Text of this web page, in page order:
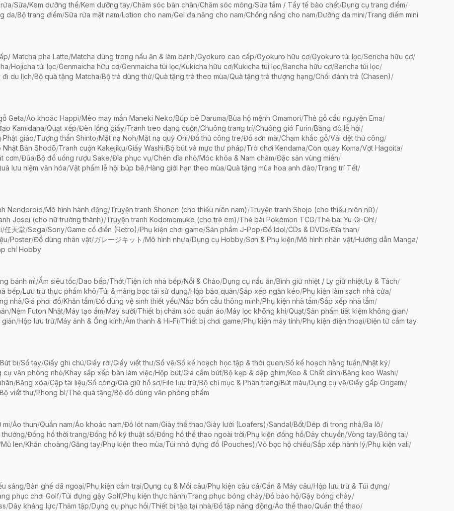
/Sữa/Kem dưỡng thể/Kem dưỡng tay/Chăm sóc bàn chân/Chăm sóc móng/Sữa tắm / Tẩy tế bào chết/Dụng cụ trang điểm/
da/Bộ trang điểm/Sữa rửa mặt nam/Lotion cho nam/Gel đa năng cho nam/Chống nắng cho nam/Dưỡng da mini/Trang điểm mini
Matcha pha Latte/Matcha dùng trong nấu ăn & làm bánh/Gyokuro cao cấp/Gyokuro hữu cơ/Gyokuro túi lọc/Sencha hữu cơ/
/Hojicha túi lọc/Genmaicha hữu cơ/Genmaicha túi lọc/Kukicha hữu cơ/Kukicha túi lọc/Bancha hữu cơ/Bancha túi lọc/
đi du lịch/Bộ quà tặng Matcha/Bộ trà dùng thử/Quà tặng trà theo mùa/Quà tặng trà thượng hạng/Chổi đánh trà (Chasen)/
Geta/Áo khoác Happi/Mèo may mắn Maneki Neko/Búp bê Daruma/Bùa hộ mệnh Omamori/Thẻ gỗ cầu nguyện Ema/
Kamidana/Quạt xếp/Đèn lồng giấy/Tranh treo dạng cuộn/Chuông trang trí/Chuông gió Furin/Băng đô lễ hội/
Phật giáo/Tượng thần Shinto/Mặt nạ Noh/Mặt nạ quỷ Oni/Đồ thủ công tre/Đồ sơn mài/Chạm khắc gỗ/Vải dệt thủ công/
Nhật Bản Shodō/Tranh cuộn Kakejiku/Giấy Washi/Bộ bút và mực thư pháp/Trò chơi Kendama/Con quay Koma/Vợt Hagoita/
cơm/Đũa/Bộ đồ uống rượu Sake/Đĩa phục vụ/Chén dĩa nhỏ/Móc khóa & Nam châm/Đặc sản vùng miền/
lưu niệm văn hóa/Vật phẩm lễ hội búp bê/Hàng giới hạn theo mùa/Quà tặng mùa hoa anh đào/Trang trí Tết/
Nendoroid/Mô hình hành động/Truyện tranh Shonen (cho thiếu niên nam)/Truyện tranh Shojo (cho thiếu niên nữ)/
Josei (cho nữ trưởng thành)/Truyện tranh Kodomomuke (cho trẻ em)/Thẻ bài Pokémon TCG/Thẻ bài Yu-Gi-Oh!/
/任天堂/Sega/Sony/Game cổ điển (Retro)/Phụ kiện chơi game/Sản phẩm J-Pop/Đồ Idol/CDs & DVDs/Đĩa than/
/Poster/Đồ dùng nhân vật/ガレージキット /Mô hình nhựa/Dụng cụ Hobby/Sơn & Phụ kiện/Mô hình nhân vật/Hướng dẫn Manga/
chí Hobby
bánh mì/Ấm siêu tốc/Dao bếp/Thớt/Tiện ích nhà bếp/Nồi & Chảo/Dụng cụ nấu ăn/Bình giữ nhiệt / Ly giữ nhiệt/Ly & Tách/
bếp/Lưu trữ thực phẩm khô/Túi & màng bọc tái sử dụng/Hộp bảo quản/Sắp xếp ngăn kéo/Phụ kiện làm sạch nhà cửa/
nhà/Giá phơi đồ/Khăn tắm/Đồ dùng vệ sinh thiết yếu/Nắp bồn cầu thông minh/Phụ kiện nhà tắm/Sắp xếp nhà tắm/
/Nệm Futon Nhật/Máy tạo ẩm/Máy sưởi/Thiết bị chăm sóc quần áo/Máy lọc không khí/Quạt/Sản phẩm tiết kiệm không gian/
giản/Hộp lưu trữ/Máy ảnh & Ống kính/Âm thanh & Hi-Fi/Thiết bị chơi game/Phụ kiện máy tính/Phụ kiện điện thoại/Điện tử cầm tay
Bút bi/Sổ tay/Giấy ghi chú/Giấy rời/Giấy viết thư/Sổ vẽ/Sổ kế hoạch học tập & thói quen/Sổ kế hoạch hằng tuần/Nhật ký/
cụ văn phòng nhỏ/Khay sắp xếp bàn làm việc/Hộp bút/Giá cắm bút/Bộ kẹp & dập ghim/Keo & Chất dính/Băng keo Washi/
/Băng xóa/Cặp tài liệu/Sổ còng/Giá giữ hồ sơ/File lưu trữ/Bộ chỉ mục & Phân trang/Bút màu/Dụng cụ vẽ/Giấy gấp Origami/
Bộ viết thư/Phong bì/Thẻ quà tặng/Bộ đồ dùng văn phòng phẩm
mi/Áo thun/Quần nam/Áo khoác nam/Đồ lót nam/Giày thể thao/Giày lười (Loafers)/Sandal/Bốt/Dép đi trong nhà/Ba lô/
/Đồng hồ thời trang/Đồng hồ kỹ thuật số/Đồng hồ thể thao ngoài trời/Phụ kiện đồng hồ/Dây chuyền/Vòng tay/Bông tai/
Mũ len/Khăn choàng/Găng tay/Phụ kiện theo mùa/Túi nhỏ đựng đồ (Pouches)/Vỏ bọc hộ chiếu/Sắp xếp hành lý/Phụ kiện vali/
sáng/Bàn ghế dã ngoại/Phụ kiện cắm trại/Dụng cụ & Mồi câu/Phụ kiện câu cá/Cần & Máy câu/Hộp lưu trữ & Túi đựng/
phục chơi Golf/Túi đựng gậy Golf/Phụ kiện thực hành/Trang phục bóng chày/Đồ bảo hộ/Gậy bóng chày/
/Dây kháng lực/Thảm tập/Dụng cụ phục hồi/Thiết bị tập tại nhà/Đồ tập năng động/Áo thể thao/Quần thể thao/